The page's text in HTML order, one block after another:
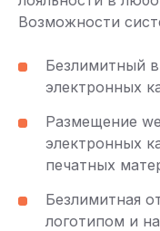
Возможности
Безлимитный
электронных
Размещение
электронных
печатных
Безлимитная
логотипом и